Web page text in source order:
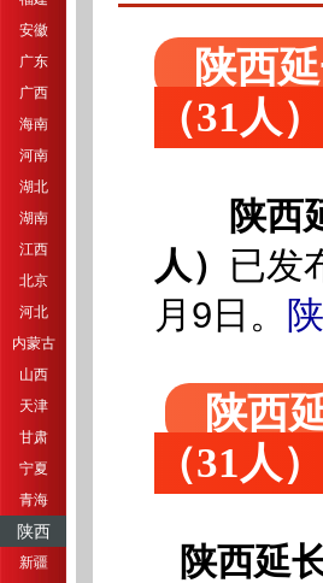
安徽
广东
广西
海南
河南
湖北
湖南
江西
北京
河北
内蒙古
山西
天津
甘肃
宁夏
青海
陕西
新疆
陕西
（31人
陕西
人） 已发
月9日。
陕西
（31人
陕西延